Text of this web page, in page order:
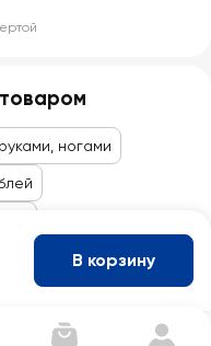
ногами
В корзину